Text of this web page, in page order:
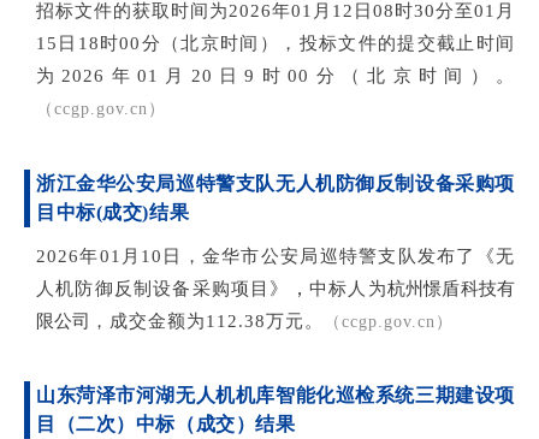
招标文件的获取时间为2026年01月12日08时30分至01月
15日18时00分（北京时间），投标文件的提交截止时间
为2026年01月20日9时00分（北京时间
）。
（ccgp.gov.cn）
浙江金华公安局巡特警支队无人机防御反制设备采购项
目中标(成交)结果
2026年01月10日， 金华市公安局巡特警支队发布了《无
人机防御反制设备采购项目》
， 中标人为杭州憬盾科技有
限公司
，成交金额为112.38万元。 （ccgp.gov.cn）
山东菏泽市河湖无人机机库智能化巡检系统三期建设项
目（二次） 中标（成交）结果